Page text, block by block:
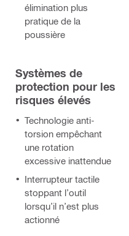
élimination plus
pratique de la
poussière
Systèmes de
protection pour les
risques élevés
Technologie anti-
torsion empêchant
une rotation
excessive inattendue
Interrupteur tactile
stoppant l’outil
lorsqu’il n’est plus
actionné